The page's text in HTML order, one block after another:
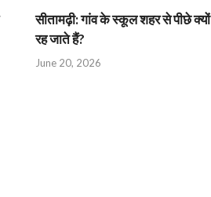
सीतामढ़ी: गांव के स्कूल शहर से पीछे क्यों
रह जाते हैं?
June 20, 2026